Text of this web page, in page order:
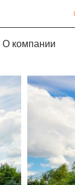
О компании